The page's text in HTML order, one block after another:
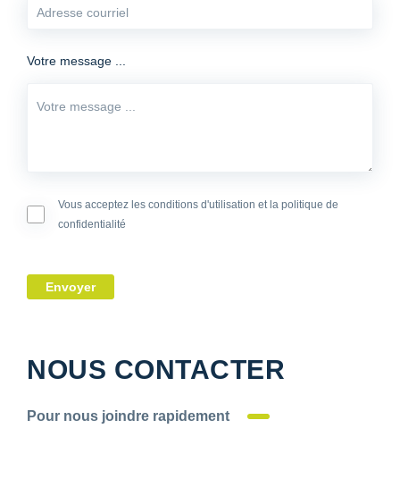
Votre message ...
Vous acceptez les conditions d'utilisation et la politique de
confidentialité
Envoyer
NOUS CONTACTER
Pour nous joindre rapidement